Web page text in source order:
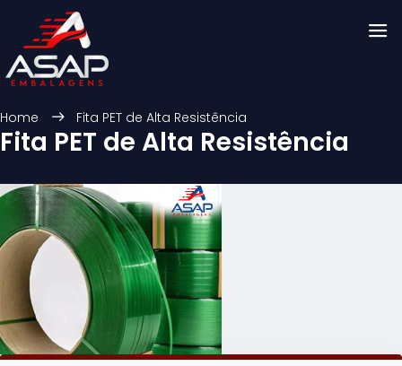
Home Fita PET de Alta Resistência
Fita PET de Alta Resistência